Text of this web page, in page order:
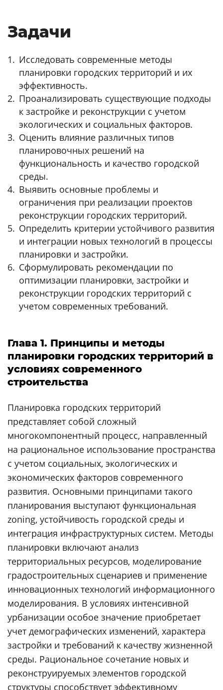
Задачи
Исследовать современные методы
планировки городских территорий и их
эффективность.
Проанализировать существующие подходы
к застройке и реконструкции с учетом
экологических и социальных факторов.
Оценить влияние различных типов
планировочных решений на
функциональность и качество городской
среды.
Выявить основные проблемы и
ограничения при реализации проектов
реконструкции городских территорий.
Определить критерии устойчивого развития
и интеграции новых технологий в процессы
планировки и застройки.
Сформулировать рекомендации по
оптимизации планировки, застройки и
реконструкции городских территорий с
учетом современных требований.
Глава 1. Принципы и методы
планировки городских территорий в
условиях современного
строительства
Планировка городских территорий
представляет собой сложный
многокомпонентный процесс, направленный
на рациональное использование пространства
с учетом социальных, экологических и
экономических факторов современного
развития. Основными принципами такого
планирования выступают функциональная
zoning, устойчивость городской среды и
интеграция инфраструктурных систем. Методы
планировки включают анализ
территориальных ресурсов, моделирование
градостроительных сценариев и применение
инновационных технологий информационного
моделирования. В условиях интенсивной
урбанизации особое значение приобретает
учет демографических изменений, характера
застройки и требований к качеству жизненной
среды. Рациональное сочетание новых и
реконструируемых элементов городской
структуры способствует эффективному